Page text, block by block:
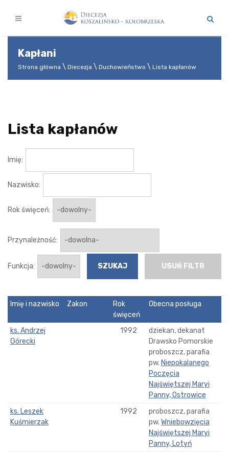
Kapłani
Strona główna Diecezja Duchowieństwo Lista kapłanów
Lista kapłanów
Imię:
Nazwisko:
Rok święceń:
Przynależność:
Funkcja: USUŃ FILTR
Imię i nazwisko Zakon
Rok
święceń
Obecna posługa
ks. Andrzej
Górecki
1992
dziekan, dekanat
Drawsko Pomorskie
proboszcz, parafia
pw. Niepokalanego
Poczęcia
Najświętszej Maryi
Panny, Ostrowice
ks. Leszek
Kuśmierzak
1992
proboszcz, parafia
pw. Wniebowzięcia
Najświętszej Maryi
Panny, Lotyń